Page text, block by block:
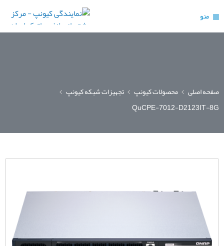
منو
صفحه اصلی محصولات کیونپ
تجهیزات شبکه کیونپ
QuCPE-7012-D2123IT-8G